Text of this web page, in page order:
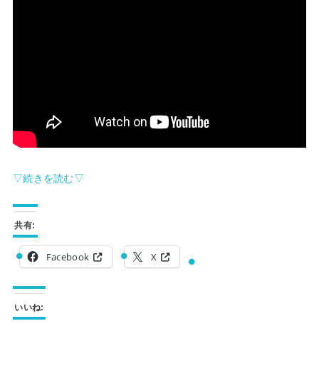
▽続きを読む▽
共有:
Facebook X
いいね: